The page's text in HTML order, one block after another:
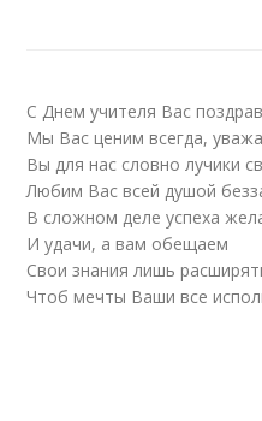
С Днем учителя Вас
Мы Вас ценим всегда,
Вы для нас словно лучики
Любим Вас всей душой
В сложном деле успеха
И удачи, а вам обещаем
Свои знания лишь
Чтоб мечты Ваши все